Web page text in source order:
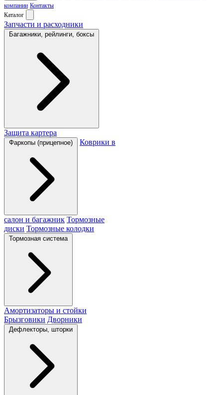
компании Контакты
Каталог
Запчасти и расходники
Багажники, рейлинги, боксы
Защита картера
Фаркопы (прицепное) Коврики в
салон и багажник Тормозные
диски Тормозные колодки
Тормозная система
Амортизаторы и стойки
Брызговики Дворники
Дефлекторы, шторки